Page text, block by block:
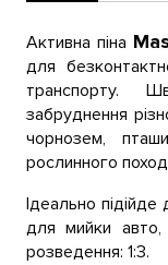
Активна піна
для
транспорту.
забруднення
чорнозем,
рослинного
Ідеально
для мийки авто,
розведення: 1:3.